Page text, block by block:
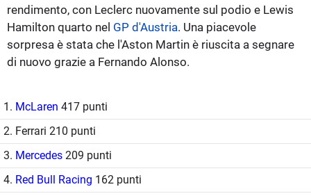
rendimento, con Leclerc nuovamente sul podio e Lewis
Hamilton quarto nel GP d'Austria. Una piacevole
sorpresa è stata che l'Aston Martin è riuscita a segnare
di nuovo grazie a Fernando Alonso.
1. McLaren 417 punti
2. Ferrari 210 punti
3. Mercedes 209 punti
4. Red Bull Racing 162 punti